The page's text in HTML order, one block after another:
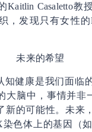
Kaitlin Casaletto教
，发现只有女性的
未来的希望
知健康是我们面临
大脑中，事情并非
新的可能性。未来
色体上的基因（